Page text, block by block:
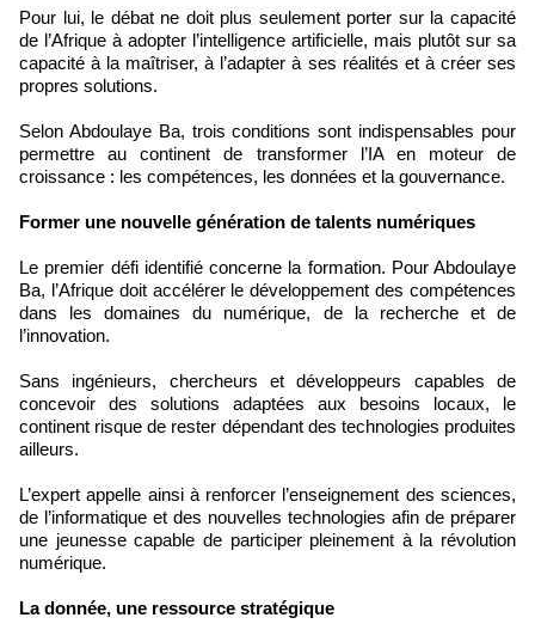
Pour lui, le débat ne doit plus seulement porter sur la capacité
de l’Afrique à adopter l’intelligence artificielle, mais plutôt sur sa
capacité à la maîtriser, à l’adapter à ses réalités et à créer ses
propres solutions.
Selon Abdoulaye Ba, trois conditions sont indispensables pour
permettre au continent de transformer l’IA en moteur de
croissance : les compétences, les données et la gouvernance.
Former une nouvelle génération de talents numériques
Le premier défi identifié concerne la formation. Pour Abdoulaye
Ba, l’Afrique doit accélérer le développement des compétences
dans les domaines du numérique, de la recherche et de
l’innovation.
Sans ingénieurs, chercheurs et développeurs capables de
concevoir des solutions adaptées aux besoins locaux, le
continent risque de rester dépendant des technologies produites
ailleurs.
L’expert appelle ainsi à renforcer l’enseignement des sciences,
de l’informatique et des nouvelles technologies afin de préparer
une jeunesse capable de participer pleinement à la révolution
numérique.
La donnée, une ressource stratégique